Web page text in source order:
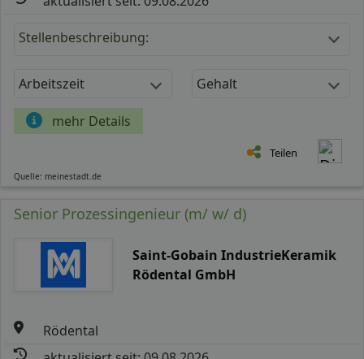
Stellenbeschreibung:
Arbeitszeit Gehalt
mehr Details
Teilen
Quelle: meinestadt.de
Senior Prozessingenieur (m/ w/ d)
Saint-Gobain IndustrieKeramik
Rödental GmbH
Rödental